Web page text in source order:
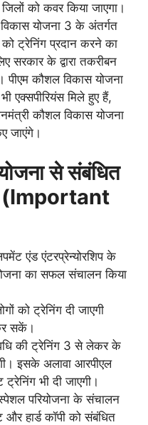
को कवर किया जाएगा।
विकास योजना 3 के अंतर्गत
ट्रेनिंग प्रदान करने का
सरकार के द्वारा तकरीबन
कौशल विकास योजना
मिले हुए हैं,
कौशल विकास योजना
जाएंगे।
से संबंधित
(Important
एंड एंटरप्रेन्योरशिप के
का सफल संचालन किया
को ट्रेनिंग दी जाएगी
सकें।
की ट्रेनिंग 3 से लेकर के
इसके अलावा आरपीएल
भी दी जाएगी।
परियोजना के संचालन
और हार्ड कॉपी को संबंधित